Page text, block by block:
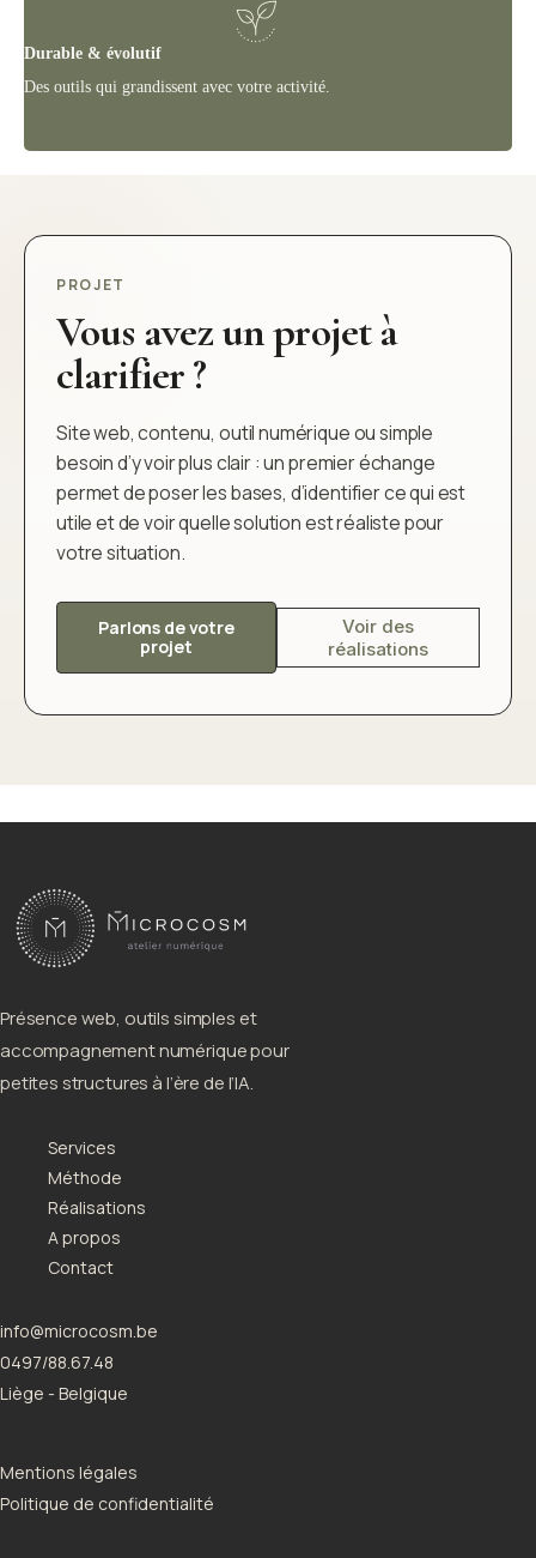
Durable & évolutif
Des outils qui grandissent avec votre activité.
PROJET
Vous avez un projet à
clarifier ?
Site web, contenu, outil numérique ou simple
besoin d’y voir plus clair : un premier échange
permet de poser les bases, d’identifier ce qui est
utile et de voir quelle solution est réaliste pour
votre situation.
Parlons de votre
projet
Voir des
réalisations
Présence web, outils simples et
accompagnement numérique pour
petites structures à l’ère de l’IA.
Services
Méthode
Réalisations
A propos
Contact
info@microcosm.be
0497/88.67.48
Liège - Belgique
Mentions légales
Politique de confidentialité